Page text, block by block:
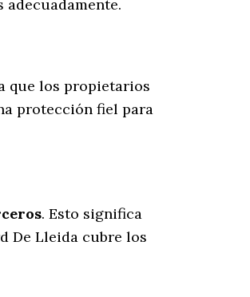
que los propietarios
protección fiel para
. Esto significa
De Lleida cubre los